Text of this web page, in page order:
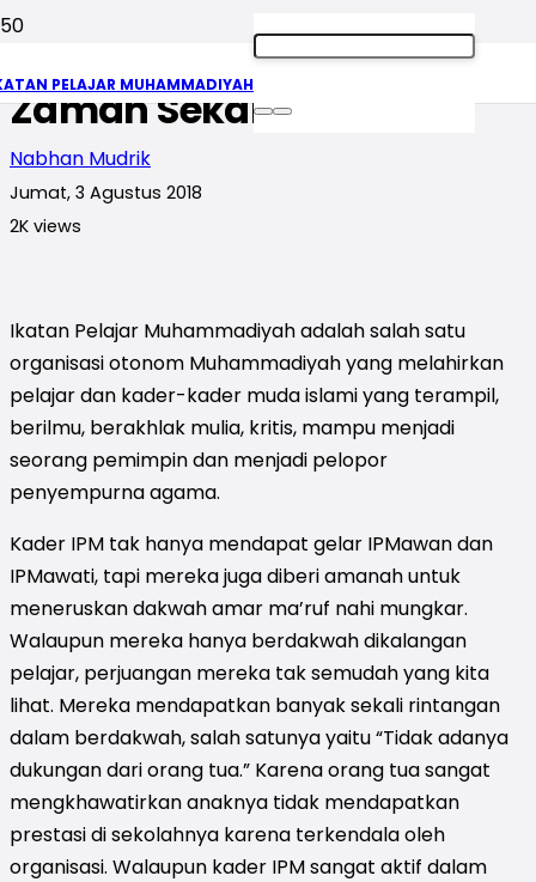
PELAJAR MUHAMMADIYAH
Gejolak Pelajar Islam
Zaman Sekarang
Nabhan Mudrik
Jumat, 3 Agustus 2018
2K views
Ikatan Pelajar Muhammadiyah adalah salah satu
organisasi otonom Muhammadiyah yang melahirkan
pelajar dan kader-kader muda islami yang terampil,
berilmu, berakhlak mulia, kritis, mampu menjadi
seorang pemimpin dan menjadi pelopor
penyempurna agama.
Kader IPM tak hanya mendapat gelar IPMawan dan
IPMawati, tapi mereka juga diberi amanah untuk
meneruskan dakwah amar ma’ruf nahi mungkar.
Walaupun mereka hanya berdakwah dikalangan
pelajar, perjuangan mereka tak semudah yang kita
lihat. Mereka mendapatkan banyak sekali rintangan
dalam berdakwah, salah satunya yaitu “Tidak adanya
dukungan dari orang tua.” Karena orang tua sangat
mengkhawatirkan anaknya tidak mendapatkan
prestasi di sekolahnya karena terkendala oleh
organisasi. Walaupun kader IPM sangat aktif dalam